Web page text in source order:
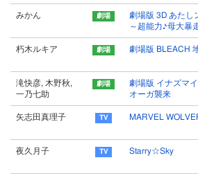
みかん
劇場版 3D あたし
～超能力♪母大暴
朽木ルキア 劇場版 BLEACH
滝快彦, 木野秋,
一乃七助
劇場版 イナズマ
オーガ襲来
矢志田真理子 MARVEL
夜久月子 Starry☆Sky